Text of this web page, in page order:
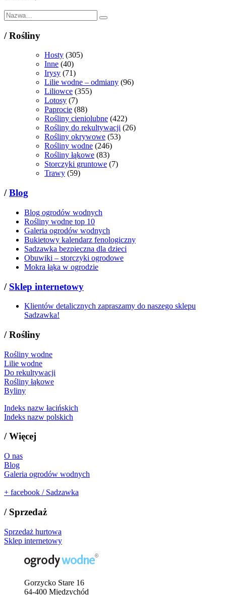
/Rośliny
Hosty (305)
Inne (40)
Irysy (71)
Lilie wodne – odmiany (96)
Liliowce (355)
Lotosy (7)
Paprocie (88)
Rośliny cieniolubne (422)
Rośliny do rekultywacji (26)
Rośliny okrywowe (53)
Rośliny wodne (246)
Rośliny łąkowe (83)
Storczyki gruntowe (7)
Trawy (59)
/Blog
Blog ogrodów wodnych
Rośliny wodne top 10
Galeria ogrodów wodnych
Bukietowy kalendarz fenologiczny
Sadzawka bezpieczna dla dzieci
Obuwiki – storczyki ogrodowe
Mokra łąka w ogrodzie
/ Sklep internetowy
Klientów detalicznych zapraszamy do naszego sklepu
Sadzawka!
/Rośliny
Rośliny wodne
Lilie wodne
Do rekultywacji
Rośliny łąkowe
Byliny
Indeks nazw łacińskich
Indeks nazw polskich
/Więcej
O nas
Blog
Galeria ogrodów wodnych
+ facebook / Sadzawka
/ Sprzedaż
Sprzedaż hurtowa
Sklep internetowy
Gorzycko Stare 16
64-400 Międzychód